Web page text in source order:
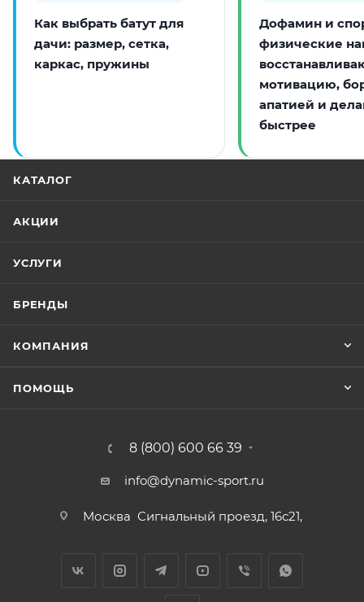
Как выбрать батут для
дачи: размер, сетка,
каркас, пружины
Дофамин и
физические
мотивацию,
апатией и
быстрее
КАТАЛОГ
АКЦИИ
УСЛУГИ
БРЕНДЫ
КОМПАНИЯ
ПОМОЩЬ
8 (800) 600 66 39
info@dynamic-sport.ru
Москва Сигнальный проезд, 16с21,